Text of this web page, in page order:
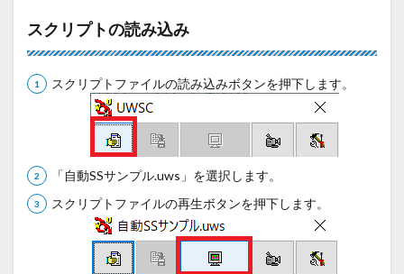
スクリプトの読み込み
スクリプトファイルの読み込みボタンを押下します。
「自動SSサンプル.uws」を選択します。
スクリプトファイルの再生ボタンを押下します。